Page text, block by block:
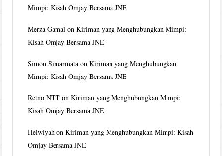
Mimpi: Kisah Omjay Bersama JNE
Merza Gamal onKiriman yang Menghubungkan Mimpi:
Kisah Omjay Bersama JNE
Simon Simarmata onKiriman yang Menghubungkan
Mimpi: Kisah Omjay Bersama JNE
Retno NTT onKiriman yang Menghubungkan Mimpi:
Kisah Omjay Bersama JNE
Helwiyah onKiriman yang Menghubungkan Mimpi: Kisah
Omjay Bersama JNE